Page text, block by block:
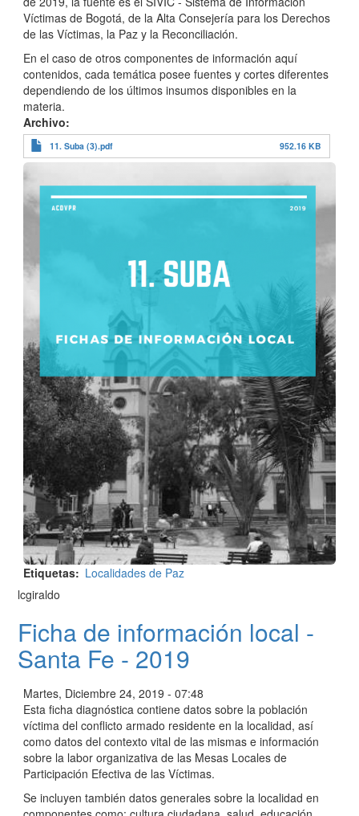
Víctimas de Bogotá, de la Alta Consejería para los Derechos
de las Víctimas, la Paz y la Reconciliación.
En el caso de otros componentes de información aquí
contenidos, cada temática posee fuentes y cortes diferentes
dependiendo de los últimos insumos disponibles en la
materia.
Archivo
11. Suba (3).pdf 952.16 KB
Etiquetas
Localidades de Paz
lcgiraldo
Ficha de información local -
Santa Fe - 2019
Martes, Diciembre 24, 2019 - 07:48
Esta ficha diagnóstica contiene datos sobre la población
víctima del conflicto armado residente en la localidad, así
como datos del contexto vital de las mismas e información
sobre la labor organizativa de las Mesas Locales de
Participación Efectiva de las Víctimas.
Se incluyen también datos generales sobre la localidad en